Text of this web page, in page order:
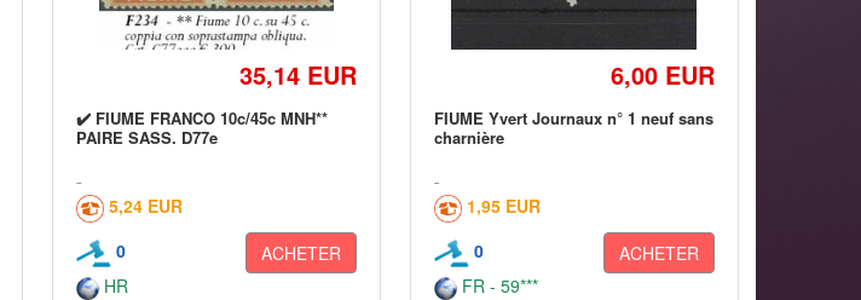
35,14 EUR
✔️ FIUME FRANCO 10c/45c MNH**
PAIRE SASS. D77e
5,24 EUR
0
ACHETER
HR
6,00 EUR
FIUME Yvert Journaux n° 1 neuf sans
charnière
1,95 EUR
0
ACHETER
FR - 59***